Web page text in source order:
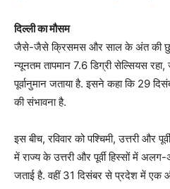
दिल्ली का मौसम
जैसे-जैसे क्रिसमस और साल के अंत की
न्यूनतम तापमान 7.6 डिग्री सेल्सियस
पूर्वानुमान जताया है. इसने कहा कि 29
की संभावना है.
इस बीच, रविवार को पश्चिमी, उत्तरी और
में राज्य के उत्तरी और पूर्वी हिस्सों में
जताई है. वहीं 31 दिसंबर से प्रदेश में एक